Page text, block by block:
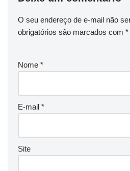
O seu endereço de e-mail não
obrigatórios são marcados com *
Nome *
E-mail *
Site